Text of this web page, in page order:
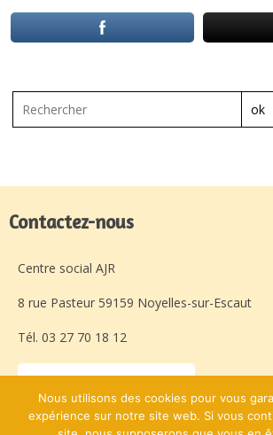
ok
Contactez-nous
Centre social AJR
8 rue Pasteur 59159 Noyelles-sur-Escaut
Tél. 03 27 70 18 12
Laissez-nous un message
Nous utilisons des cookies pour vous
expérience sur notre site web. Si vous